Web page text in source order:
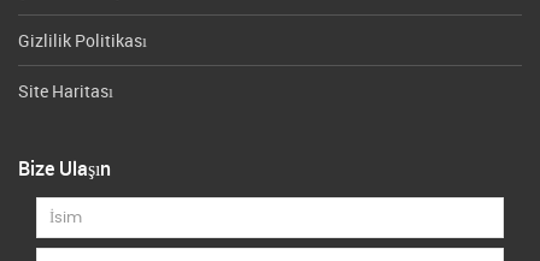
Gizlilik Politikası
Site Haritası
Bize Ulaşın